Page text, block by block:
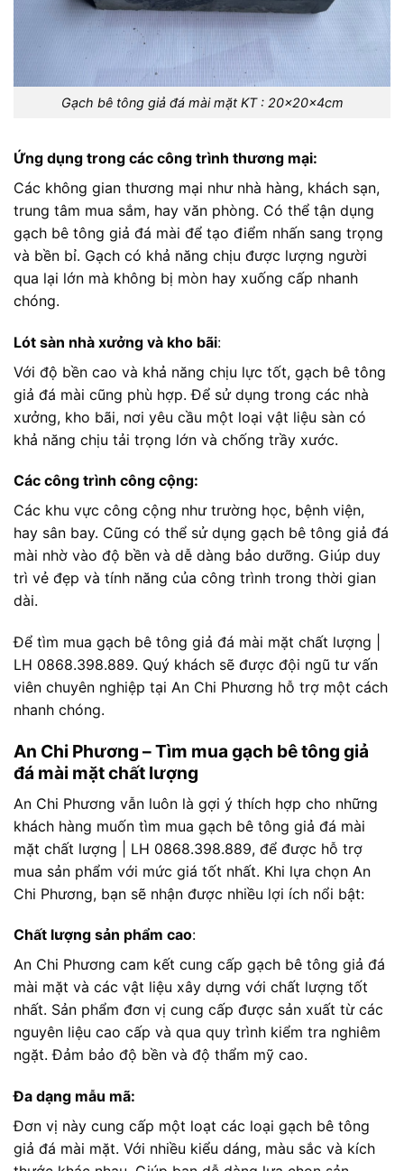
Gạch bê tông giả đá mài mặt KT : 20x20x4cm
Ứng dụng trong các công trình thương mại:
Các không gian thương mại như nhà hàng, khách sạn,
trung tâm mua sắm, hay văn phòng. Có thể tận dụng
gạch bê tông giả đá mài để tạo điểm nhấn sang trọng
và bền bỉ. Gạch có khả năng chịu được lượng người
qua lại lớn mà không bị mòn hay xuống cấp nhanh
chóng.
Lót sàn nhà xưởng và kho bãi:
Với độ bền cao và khả năng chịu lực tốt, gạch bê tông
giả đá mài cũng phù hợp. Để sử dụng trong các nhà
xưởng, kho bãi, nơi yêu cầu một loại vật liệu sàn có
khả năng chịu tải trọng lớn và chống trầy xước.
Các công trình công cộng:
Các khu vực công cộng như trường học, bệnh viện,
hay sân bay. Cũng có thể sử dụng gạch bê tông giả đá
mài nhờ vào độ bền và dễ dàng bảo dưỡng. Giúp duy
trì vẻ đẹp và tính năng của công trình trong thời gian
dài.
Để tìm mua gạch bê tông giả đá mài mặt chất lượng |
LH 0868.398.889. Quý khách sẽ được đội ngũ tư vấn
viên chuyên nghiệp tại An Chi Phương hỗ trợ một cách
nhanh chóng.
An Chi Phương – Tìm mua gạch bê tông giả
đá mài mặt chất lượng
An Chi Phương vẫn luôn là gợi ý thích hợp cho những
khách hàng muốn tìm mua gạch bê tông giả đá mài
mặt chất lượng | LH 0868.398.889, để được hỗ trợ
mua sản phẩm với mức giá tốt nhất. Khi lựa chọn An
Chi Phương, bạn sẽ nhận được nhiều lợi ích nổi bật:
Chất lượng sản phẩm cao:
An Chi Phương cam kết cung cấp gạch bê tông giả đá
mài mặt và các vật liệu xây dựng với chất lượng tốt
nhất. Sản phẩm đơn vị cung cấp được sản xuất từ các
nguyên liệu cao cấp và qua quy trình kiểm tra nghiêm
ngặt. Đảm bảo độ bền và độ thẩm mỹ cao.
Đa dạng mẫu mã:
Đơn vị này cung cấp một loạt các loại gạch bê tông
giả đá mài mặt. Với nhiều kiểu dáng, màu sắc và kích